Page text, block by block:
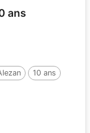
ans
10 ans